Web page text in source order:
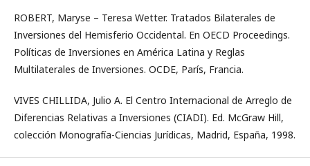
ROBERT, Maryse – Teresa Wetter. Tratados Bilaterales de
Inversiones del Hemisferio Occidental. En OECD Proceedings.
Políticas de Inversiones en América Latina y Reglas
Multilaterales de Inversiones. OCDE, París, Francia.
VIVES CHILLIDA, Julio A. El Centro Internacional de Arreglo de
Diferencias Relativas a Inversiones (CIADI). Ed. McGraw Hill,
colección Monografía-Ciencias Jurídicas, Madrid, España, 1998.